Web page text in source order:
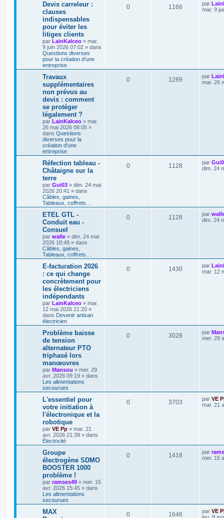
Devis carreleur :
clauses
indispensables
pour éviter les
litiges clients
par LainKalceo » mar.
9 juin 2026 07:02 » dans
Questions diverses
pour la création d'une
entreprise
0 1166 par
mar. 9
Travaux
supplémentaires
non prévus au
devis : comment
se protéger
légalement ?
par LainKalceo » mar.
26 mai 2026 08:05 »
dans Questions
diverses pour la
création d'une
entreprise
0 1289 par
mar. 26
Réfection tableau -
Châtaigne sur la
terre
par Gui03 » dim. 24 mai
2026 20:41 » dans
Câbles, gaines,
Tableaux, coffrets…
0 1128 par
dim. 24
ETEL GTL -
Conduit eau -
Consuel
par walle » dim. 24 mai
2026 18:48 » dans
Câbles, gaines,
Tableaux, coffrets…
0 1128 par
dim. 24
E-facturation 2026
: ce qui change
concrètement pour
les électriciens
indépendants
par LainKalceo » mar.
12 mai 2026 21:20 »
dans Devenir artisan
électricien
0 1430 par
mar. 12
Problème baisse
de tension
alternateur PTO
triphasé lors
manœuvres
par Mansou » mer. 29
avr. 2026 09:19 » dans
Les alimentations
secourues
0 3028 par
mer. 29
L'essentiel pour
votre initiation à
l'électronique et la
robotique
par VE Pp » mar. 21
avr. 2026 21:39 » dans
Électricité
0 3703 par VE
mar. 21
Groupe
électrogène SDMO
BOOSTER 1000
problème !
par ramses49 » mer. 15
avr. 2026 15:45 » dans
Les alimentations
secourues
0 1418 par
mer. 15
MAX
0 1646 par VE